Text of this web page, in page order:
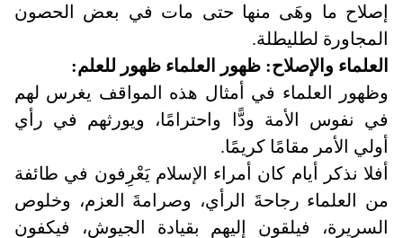
إصلاح ما وهَى منها حتى مات في بعض الحصون
المجاورة لطليطلة.
العلماء والإصلاح: ظهور العلماء ظهور للعلم:
وظهور العلماء في أمثال هذه المواقف يغرس لهم
في نفوس الأمة ودًّا واحترامًا، ويورثهم في رأي
أولي الأمر مقامًا كريمًا.
أفلا نذكر أيام كان أمراء الإسلام يَعْرِفون في طائفة
من العلماء رجاحةَ الرأي، وصرامةَ العزم، وخلوص
السريرة، فيلقون إليهم بقيادة الجيوش، فيكفون